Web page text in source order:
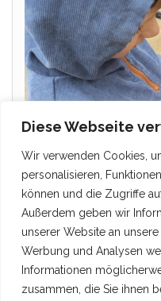
Diese Webseite
Wir verwenden Cookies,
personalisieren,
können und die Zugriffe
Außerdem geben wir
unserer Website an
Werbung und Analysen
Informationen
zusammen, die Sie ihnen